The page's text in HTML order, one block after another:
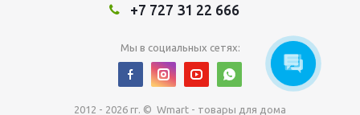
+7 727 31 22 666
Мы в социальных сетях:
2012 - 2026 гг. © Wmart - товары для дома